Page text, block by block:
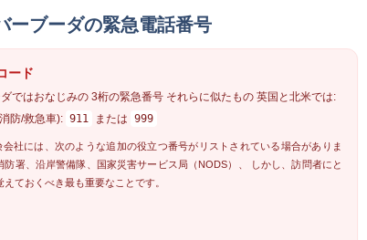
ーブーダの緊急電話番号
ード
ではおなじみの 3桁の緊急番号それらに似たもの 英国と北米では:
防/救急車): 911 または 999
社には、次のような追加の役立つ番号がリストされている場合がありま
防署、沿岸警備隊、国家災害サービス局（NODS）、 しかし、訪問者にと
ておくべき最も重要なことです。